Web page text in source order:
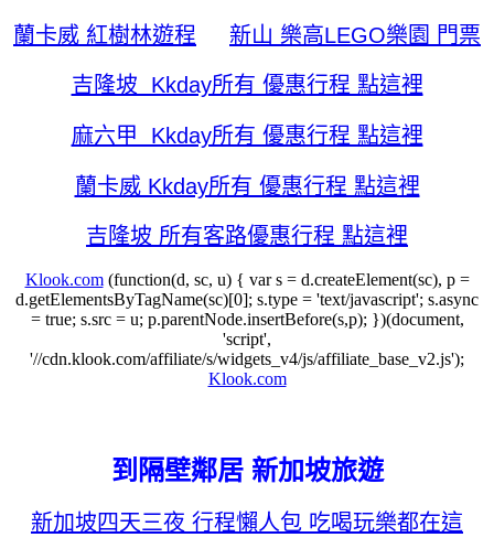
蘭卡威 紅樹林遊程
新山 樂高LEGO樂園 門票
吉隆坡 Kkday所有 優惠行程 點這裡
麻六甲 Kkday所有 優惠行程 點這裡
蘭卡威 Kkday所有 優惠行程 點這裡
吉隆坡 所有客路優惠行程 點這裡
Klook.com(function(d, sc, u) { var s = d.createElement(sc), p =
d.getElementsByTagName(sc)[0]; s.type = 'text/javascript'; s.async
= true; s.src = u; p.parentNode.insertBefore(s,p); })(document,
'script',
'//cdn.klook.com/affiliate/s/widgets_v4/js/affiliate_base_v2.js');
Klook.com
到隔壁鄰居 新加坡旅遊
新加坡四天三夜 行程懶人包 吃喝玩樂都在這